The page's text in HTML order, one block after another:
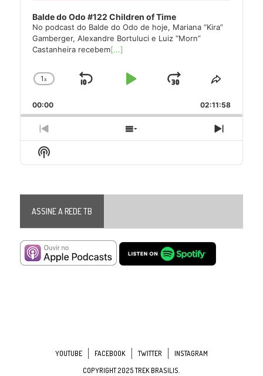
Balde do Odo #122 Children of Time
No podcast do Balde do Odo de hoje, Mariana “Kira”
Gamberger, Alexandre Bortuluci e Luiz “Morn”
Castanheira recebem[...]
Change
Rate
1x
Skip
Play
Jump
Forward
Share
Episode
00:00 02:11:58
Previous
Episode
Show
Episodes
Next
Episode
Show
Podcast
ASSINE A REDE TB
YOUTUBE FACEBOOK TWITTER
INSTAGRAM
COPYRIGHT 2025 TREK BRASILIS.